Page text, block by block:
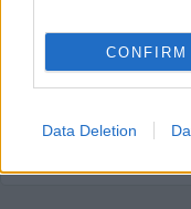
CONFIRM
Data Deletion
hét alatt aligha látjuk
vezetőiket. Orbán